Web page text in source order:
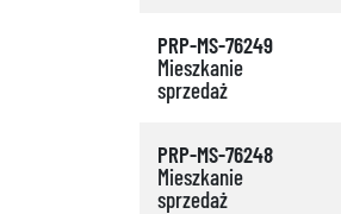
PRP-MS-76249
Mieszkanie
sprzedaż
PRP-MS-76248
Mieszkanie
sprzedaż